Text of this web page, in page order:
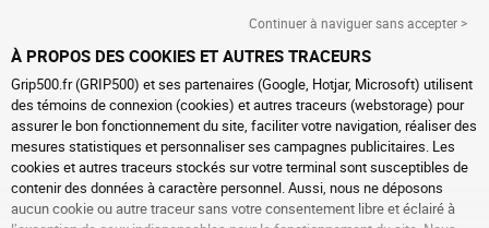
Continuer à naviguer sans accepter >
À PROPOS DES COOKIES ET AUTRES TRACEURS
Grip500.fr (GRIP500) et ses partenaires (Google, Hotjar, Microsoft) utilisent
des témoins de connexion (cookies) et autres traceurs (webstorage) pour
assurer le bon fonctionnement du site, faciliter votre navigation, réaliser des
mesures statistiques et personnaliser ses campagnes publicitaires. Les
cookies et autres traceurs stockés sur votre terminal sont susceptibles de
contenir des données à caractère personnel. Aussi, nous ne déposons
aucun cookie ou autre traceur sans votre consentement libre et éclairé à